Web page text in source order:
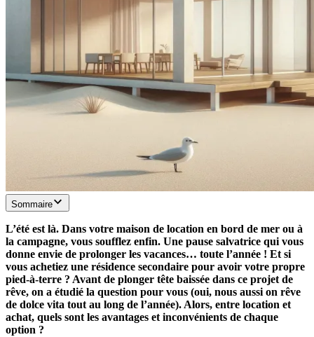
Sommaire
L’été est là. Dans votre maison de location en bord de mer ou à
la campagne, vous soufflez enfin. Une pause salvatrice qui vous
donne envie de prolonger les vacances… toute l’année ! Et si
vous achetiez une résidence secondaire pour avoir votre propre
pied-à-terre ? Avant de plonger tête baissée dans ce projet de
rêve, on a étudié la question pour vous (oui, nous aussi on rêve
de dolce vita tout au long de l’année). Alors, entre location et
achat, quels sont les avantages et inconvénients de chaque
option ?